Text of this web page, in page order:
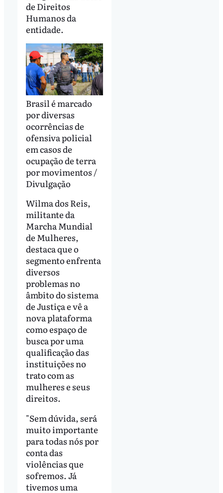
de Direitos
Humanos da
entidade.
Brasil é marcado
por diversas
ocorrências de
ofensiva policial
em casos de
ocupação de terra
por movimentos /
Divulgação
Wilma dos Reis,
militante da
Marcha Mundial
de Mulheres,
destaca que o
segmento enfrenta
diversos
problemas no
âmbito do sistema
de Justiça e vê a
nova plataforma
como espaço de
busca por uma
qualificação das
instituições no
trato com as
mulheres e seus
direitos.
"Sem dúvida, será
muito importante
para todas nós por
conta das
violências que
sofremos. Já
tivemos uma